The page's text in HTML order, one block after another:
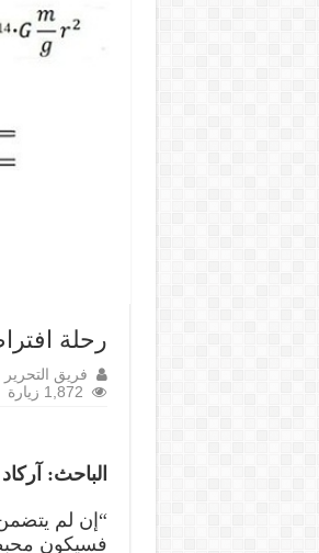
رحلة
فريق التحرير
1,872 زيارة
الباحث:
“إن لم
فسيكون